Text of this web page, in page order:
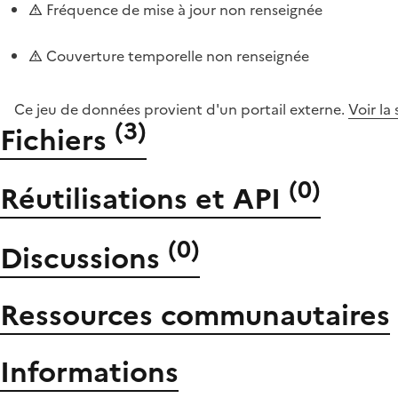
Fréquence de mise à jour non renseignée
Couverture temporelle non renseignée
Ce jeu de données provient d'un portail externe. Voir la
Fichiers (3)
Réutilisations et API (0)
Discussions (0)
Ressources communautaires
Informations